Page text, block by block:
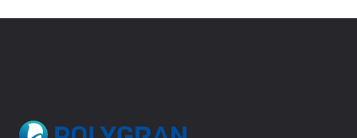
КАТАЛОГ
ТОРГОВЫЕ МАРКИ